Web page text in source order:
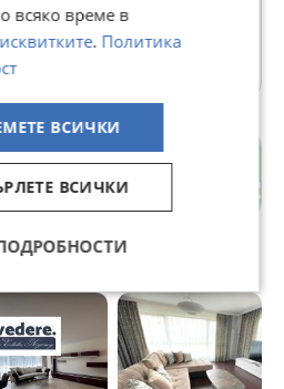
Обяви
bulgariasir.imot.bg
теб
всяко време в
. Политика
ВСИЧКИ
ВСИЧКИ